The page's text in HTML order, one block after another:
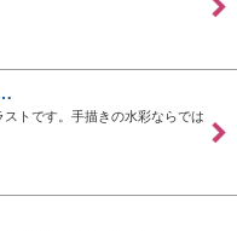
トです。手描きの水彩ならでは